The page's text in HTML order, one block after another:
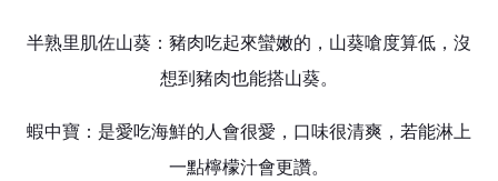
半熟里肌佐山葵：豬肉吃起來蠻嫩的，山葵嗆度算低，沒
想到豬肉也能搭山葵。
蝦中寶：是愛吃海鮮的人會很愛，口味很清爽，若能淋上
一點檸檬汁會更讚。